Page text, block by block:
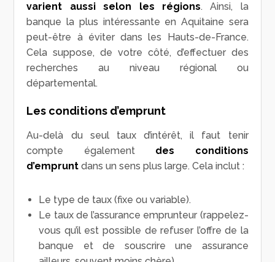
varient aussi selon les régions. Ainsi, la
banque la plus intéressante en Aquitaine sera
peut-être à éviter dans les Hauts-de-France.
Cela suppose, de votre côté, d’effectuer des
recherches au niveau régional ou
départemental.
Les conditions d’emprunt
Au-delà du seul taux d’intérêt, il faut tenir
compte également des conditions
d’emprunt dans un sens plus large. Cela inclut :
Le type de taux (fixe ou variable).
Le taux de l’assurance emprunteur (rappelez-
vous qu’il est possible de refuser l’offre de la
banque et de souscrire une assurance